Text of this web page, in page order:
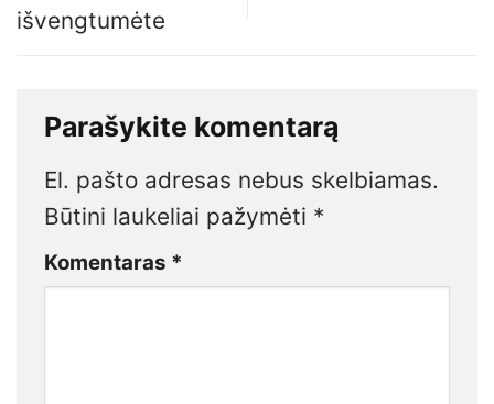
išvengtumėte
Parašykite komentarą
El. pašto adresas nebus skelbiamas.
Būtini laukeliai pažymėti *
Komentaras *